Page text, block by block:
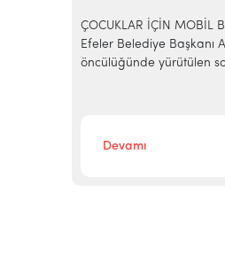
ÇOCUKLAR İÇİN MOBİL
Efeler Belediye Başkanı
öncülüğünde yürütülen
Devamı